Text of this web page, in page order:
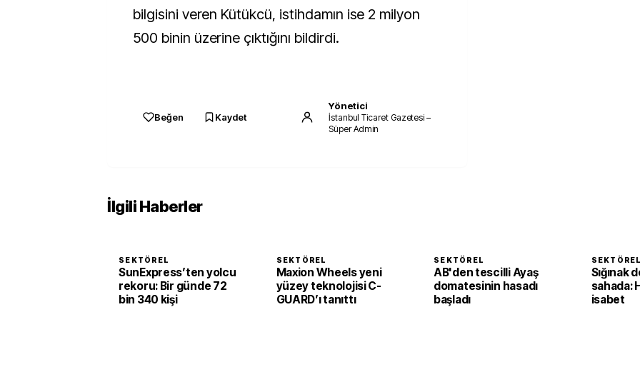
bilgisini veren Kütükcü, istihdamın ise 2 milyon
500 binin üzerine çıktığını bildirdi.
Beğen Kaydet
Yönetici
İstanbul Ticaret Gazetesi –
Süper Admin
İlgili Haberler
SEKTÖREL
SunExpress’ten yolcu
rekoru: Bir günde 72
bin 340 kişi
SEKTÖREL
Maxion Wheels yeni
yüzey teknolojisi C-
GUARD’ı tanıttı
SEKTÖREL
AB'den tescilli Ayaş
domatesinin hasadı
başladı
SEKTÖREL
Sığınak
sahada:
isabet